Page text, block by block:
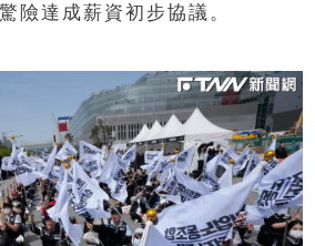
險達成薪資初步協議。